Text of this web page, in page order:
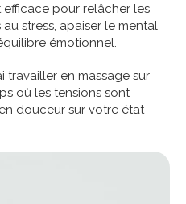
pour relâcher les
stress, apaiser le mental
émotionnel.
travailler en massage sur
où les tensions sont
douceur sur votre état